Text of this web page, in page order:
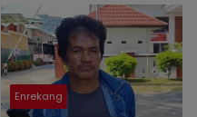
Enrekang